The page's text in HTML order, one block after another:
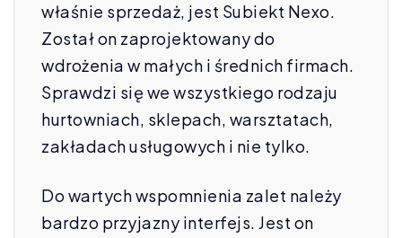
właśnie sprzedaż, jest Subiekt Nexo.
Został on zaprojektowany do
wdrożenia w małych i średnich firmach.
Sprawdzi się we wszystkiego rodzaju
hurtowniach, sklepach, warsztatach,
zakładach usługowych i nie tylko.
Do wartych wspomnienia zalet należy
bardzo przyjazny interfejs. Jest on